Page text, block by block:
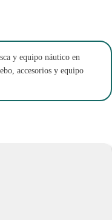
y equipo náutico en
accesorios y equipo